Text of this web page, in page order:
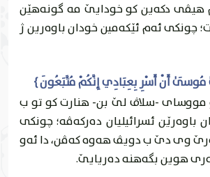
دكه‌ين كو خودايێ مه‌ گونه‌هێن
چونكى ئه‌م ئێكه‌مين خودان باوه‌رين ژ
-سلاڤ لێ بن- هنارت كو تو ب
ئسرائيلیان ده‌ركه‌ڤه‌؛ چونكى
وى دێ ب دويڤ هه‌وه‌ كه‌ڤن، دا ئه‌و
هوين بگه‌هنه‌ ده‌ريايێ.